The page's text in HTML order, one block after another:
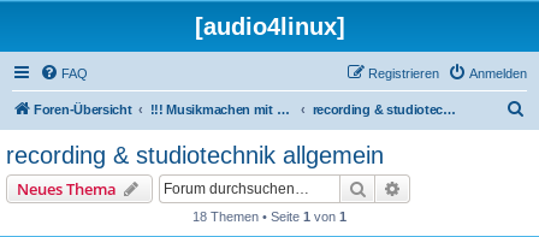
[audio4linux]
FAQ Anmelden
Registrieren
Foren-Übersicht !!! Musikmachen mit Linux !!! recording & studiotechnik allgemein
recording & studiotechnik allgemein
Neues Thema Suche
18 Themen • Seite 1 von 1